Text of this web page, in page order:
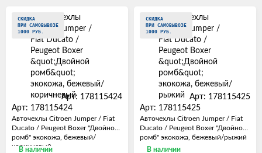
СКИДКА
ПРИ САМОВЫВОЗЕ
1000 РУБ.
Арт: 178115424
Арт: 178115424
Авточехлы Citroen Jumper / Fiat
Ducato / Peugeot Boxer "Двойной
ромб" экокожа, бежевый/
коричневый
В наличии
СКИДКА
ПРИ САМОВЫВОЗЕ
1000 РУБ.
Арт: 178115425
Арт: 178115425
Авточехлы Citroen Jumper / Fiat
Ducato / Peugeot Boxer "Двойной
ромб" экокожа, бежевый/рыжий
В наличии